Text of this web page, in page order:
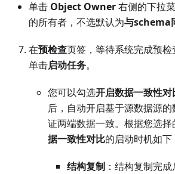
单击 Object Owner右侧的下拉
的所有者，不选默认为与schema
在预检查页签，等待系统完成预检
单击启动任务。
您可以勾选开启数据一致性对
后，自动开启基于源数据源
证两端数据一致。根据您选择
据一致性对比的启动时机如下
结构复制 ：结构复制完成